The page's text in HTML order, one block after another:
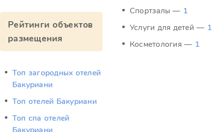
Рейтинги объектов
размещения
Топ загородных отелей
Бакуриани
Топ отелей Бакуриани
Топ спа отелей
Спортзалы — 1
Услуги для детей — 1
Косметология — 1